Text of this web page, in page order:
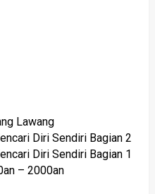
Lawang
Diri Sendiri Bagian 2
Diri Sendiri Bagian 1
– 2000an